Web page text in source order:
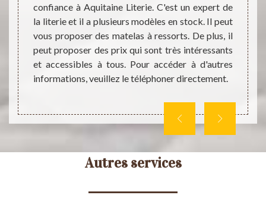
pour
des
confiance à Aquitaine Literie. C'est un expert de
la literie et il a plusieurs modèles en stock. Il peut
vous proposer des matelas à ressorts. De plus, il
peut proposer des prix qui sont très intéressants
et accessibles à tous. Pour accéder à d'autres
informations, veuillez le téléphoner directement.
lits
vous
Autres services